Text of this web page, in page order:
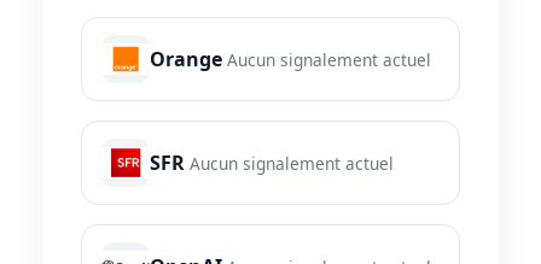
Orange Aucun signalement actuel
SFR Aucun signalement actuel